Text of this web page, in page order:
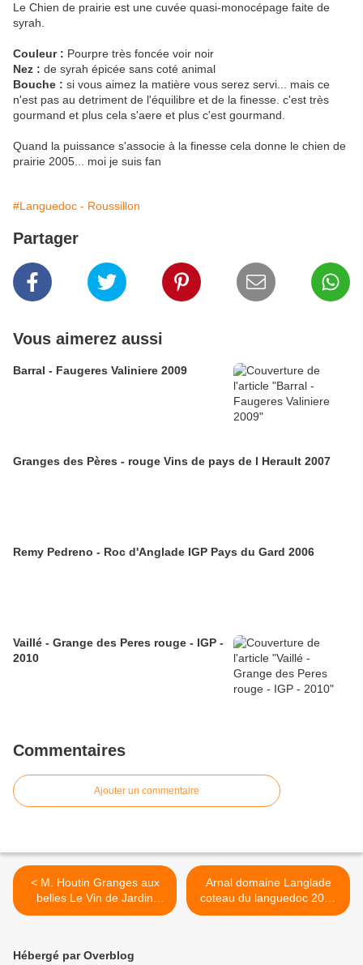
Le Chien de prairie est une cuvée quasi-monocépage faite de
syrah.
Couleur : Pourpre très foncée voir noir
Nez : de syrah épicée sans coté animal
Bouche : si vous aimez la matière vous serez servi... mais ce
n'est pas au detriment de l'équilibre et de la finesse. c'est très
gourmand et plus cela s'aere et plus c'est gourmand.
Quand la puissance s'associe à la finesse cela donne le chien de
prairie 2005... moi je suis fan
#Languedoc - Roussillon
Partager
Vous aimerez aussi
Barral - Faugeres Valiniere 2009
Granges des Pères - rouge Vins de pays de l Herault 2007
Remy Pedreno - Roc d'Anglade IGP Pays du Gard 2006
Vaillé - Grange des Peres rouge - IGP -
2010
Commentaires
Ajouter un commentaire
< M. Houtin Granges aux
belles Le Vin de Jardin
2005
Arnal domaine Langlade
coteau du languedoc 2005
>
Hébergé par Overblog